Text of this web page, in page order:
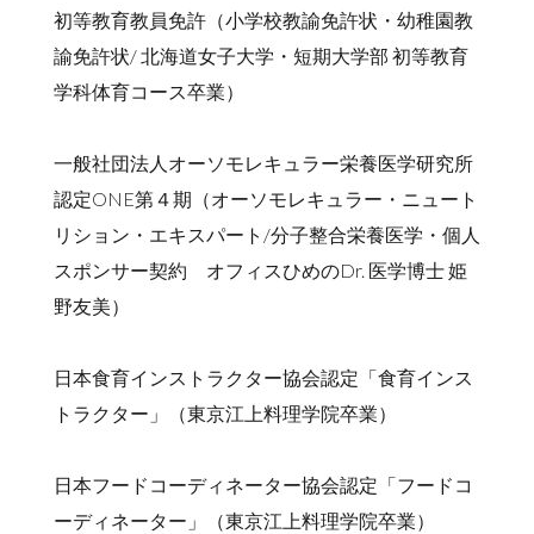
初等教育教員免許（小学校教諭免許状・幼稚園教
諭免許状/ 北海道女子大学・短期大学部 初等教育
学科体育コース卒業）
一般社団法人オーソモレキュラー栄養医学研究所
認定ONE第４期（オーソモレキュラー・ニュート
リション・エキスパート/分子整合栄養医学・個人
スポンサー契約 オフィスひめのDr. 医学博士 姫
野友美）
日本食育インストラクター協会認定「食育インス
トラクター」（東京江上料理学院卒業）
日本フードコーディネーター協会認定「フードコ
ーディネーター」（東京江上料理学院卒業）